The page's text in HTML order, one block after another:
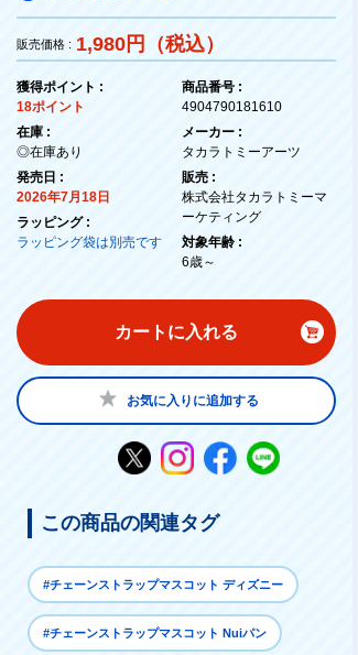
販売価格 : 1,980円（税込）
獲得ポイント :
18ポイント
在庫 :
◎在庫あり
発売日 :
2026年7月18日
ラッピング :
ラッピング袋は別売です
商品番号 :
4904790181610
メーカー :
タカラトミーアーツ
販売 :
株式会社タカラトミーマ
ーケティング
対象年齢 :
6歳～
カートに入れる
お気に入りに追加する
この商品の関連タグ
#チェーンストラップマスコット ディズニー
#チェーンストラップマスコット Nuiパン